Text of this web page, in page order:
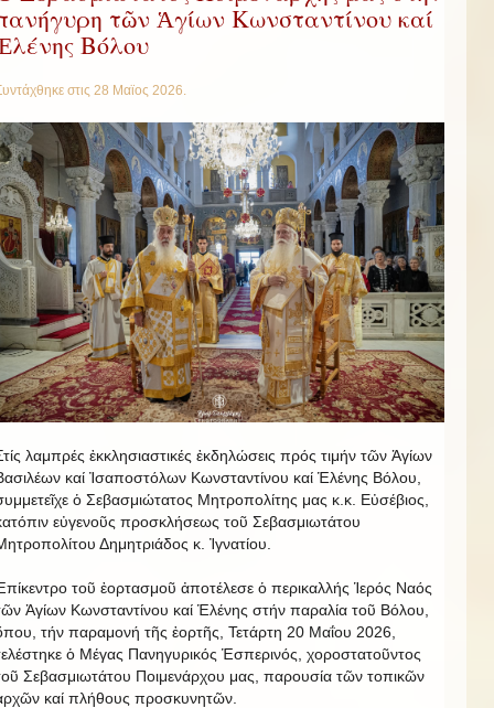
τῶν Ἁγίων Κωνσταντίνου καί
Βόλου
στις 28 Μαϊος 2026
λαμπρές ἐκκλησιαστικές ἐκδηλώσεις πρός τιμήν τῶν Ἁγίων
καί Ἰσαποστόλων Κωνσταντίνου καί Ἑλένης Βόλου,
ὁ Σεβασμιώτατος Μητροπολίτης μας κ.κ. Εὐσέβιος,
εὐγενοῦς προσκλήσεως τοῦ Σεβασμιωτάτου
Δημητριάδος κ. Ἰγνατίου.
τοῦ ἐορτασμοῦ ἀποτέλεσε ὁ περικαλλής Ἱερός Ναός
Ἁγίων Κωνσταντίνου καί Ἑλένης στήν παραλία τοῦ Βόλου,
τήν παραμονή τῆς ἑορτῆς, Τετάρτη 20 Μαΐου 2026,
ὁ Μέγας Πανηγυρικός Ἑσπερινός, χοροστατοῦντος
Σεβασμιωτάτου Ποιμενάρχου μας, παρουσία τῶν τοπικῶν
καί πλήθους προσκυνητῶν.